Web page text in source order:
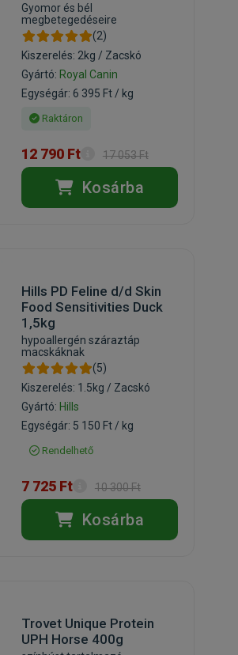
Gyomor és bél
megbetegedéseire
(2)
Kiszerelés: 2kg / Zacskó
Gyártó: Royal Canin
Egységár: 6 395 Ft / kg
Raktáron
12 790 Ft 17 053 Ft
Kosárba
Hills PD Feline d/d Skin
Food Sensitivities Duck
1,5kg
hypoallergén száraztáp
macskáknak
(5)
Kiszerelés: 1.5kg / Zacskó
Gyártó: Hills
Egységár: 5 150 Ft / kg
Rendelhető
7 725 Ft 10 300 Ft
Kosárba
Trovet Unique Protein
UPH Horse 400g